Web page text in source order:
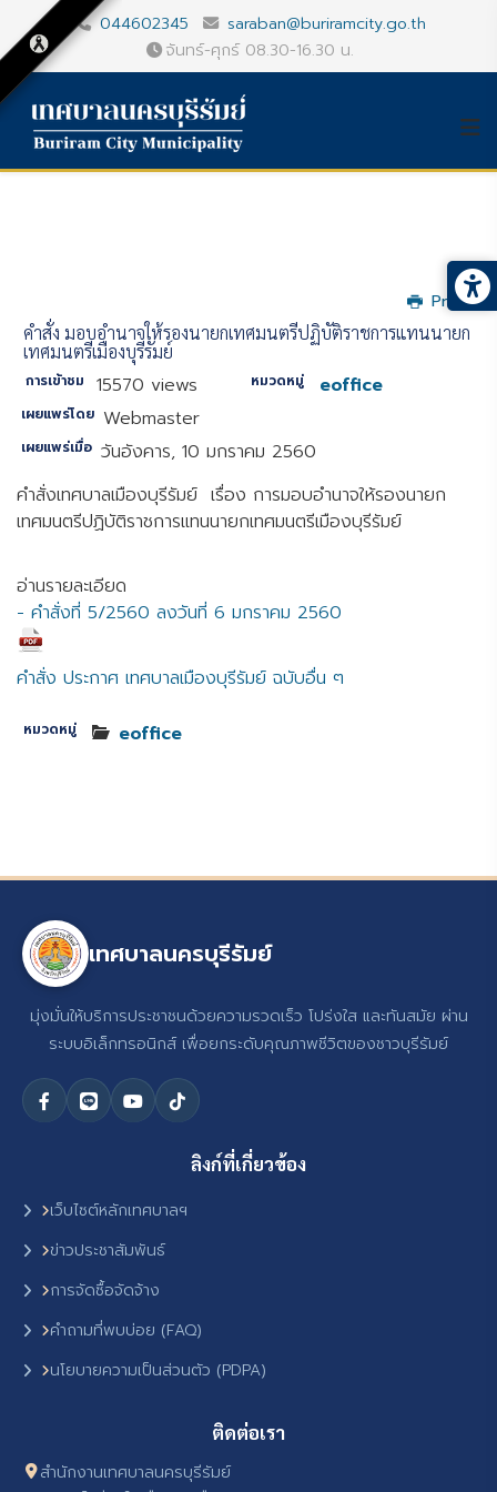
044602345
saraban@buriramcity.go.th
จันทร์-ศุกร์ 08.30-16.30 น.
Print
คำสั่ง มอบอำนาจให้รองนายกเทศมนตรีปฏิบัติราชการแทนนายก
เทศมนตรีเมืองบุรีรัมย์
การเข้าชม 15570 views หมวดหมู่ eoffice
เผยแพร่โดย Webmaster
เผยแพร่เมื่อ วันอังคาร, 10 มกราคม 2560
คำสั่งเทศบาลเมืองบุรีรัมย์ เรื่อง การมอบอำนาจให้รองนายก
เทศมนตรีปฏิบัติราชการแทนนายกเทศมนตรีเมืองบุรีรัมย์
อ่านรายละเอียด
- คำสั่งที่ 5/2560 ลงวันที่ 6 มกราคม 2560
คำสั่ง ประกาศ เทศบาลเมืองบุรีรัมย์ ฉบับอื่น ๆ
หมวดหมู่ eoffice
เทศบาลนครบุรีรัมย์
มุ่งมั่นให้บริการประชาชนด้วยความรวดเร็ว โปร่งใส และทันสมัย ผ่าน
ระบบอิเล็กทรอนิกส์ เพื่อยกระดับคุณภาพชีวิตของชาวบุรีรัมย์
ลิงก์ที่เกี่ยวข้อง
เว็บไซต์หลักเทศบาลฯ
ข่าวประชาสัมพันธ์
การจัดซื้อจัดจ้าง
คำถามที่พบบ่อย (FAQ)
นโยบายความเป็นส่วนตัว (PDPA)
ติดต่อเรา
สำนักงานเทศบาลนครบุรีรัมย์